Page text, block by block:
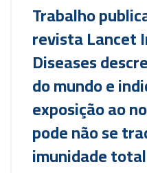
Trabalho
revista Lancet
Diseases
do mundo e
exposição ao
pode não se
imunidade total